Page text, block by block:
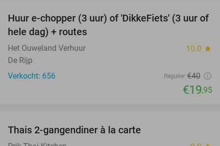
50%
Huur e-chopper (3 uur) of 'DikkeFiets' (3 uur of
hele dag) + routes
Het Ouweland Verhuur 10.0 star
De Rijp
Verkocht: 656
Regulier €40
€19,95
Thais 2-gangendiner à la carte